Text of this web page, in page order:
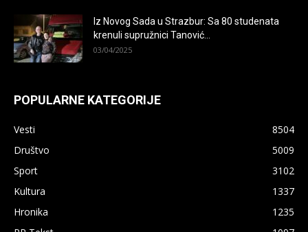
Iz Novog Sada u Strazbur: Sa 80 studenata
krenuli supružnici Tanović...
03/04/2025
POPULARNE KATEGORIJE
Vesti
8504
Društvo
5009
Sport
3102
Kultura
1337
Hronika
1235